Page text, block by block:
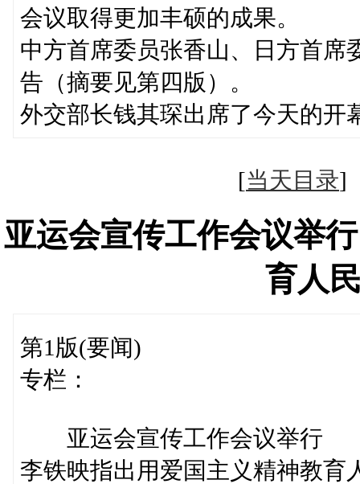
会议取得更加丰硕的成果。
中方首席委员张香山、日方首席
告（摘要见第四版）。
外交部长钱其琛出席了今天的开
[当天目录
亚运会宣传工作会议举
育人
第1版(要闻)
专栏：
亚运会宣传工作会议举行
李铁映指出用爱国主义精神教育